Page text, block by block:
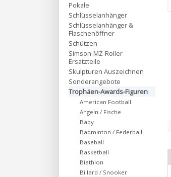
Pokale
Schlüsselanhänger
Schlüsselanhänger &
Flaschenöffner
Schützen
Simson-MZ-Roller
Ersatzteile
Skulpturen Auszeichnen
Sonderangebote
Trophäen-Awards-Figuren
American Football
Angeln / Fische
Baby
Badminton / Federball
Baseball
Basketball
Biathlon
Billard / Snooker